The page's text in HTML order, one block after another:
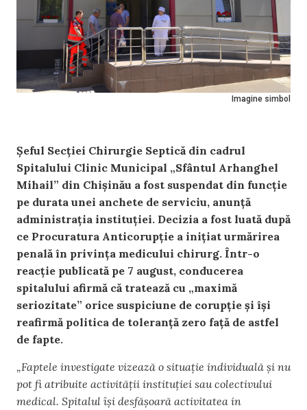
Imagine simbol
Șeful Secției Chirurgie Septică din cadrul
Spitalului Clinic Municipal „Sfântul Arhanghel
Mihail” din Chișinău a fost suspendat din funcție
pe durata unei anchete de serviciu, anunță
administrația instituției. Decizia a fost luată după
ce Procuratura Anticorupție a inițiat urmărirea
penală în privința medicului chirurg. Într-o
reacție publicată pe 7 august, conducerea
spitalului afirmă că tratează cu „maximă
seriozitate” orice suspiciune de corupție și își
reafirmă politica de toleranță zero față de astfel
de fapte.
„Faptele investigate vizează o situație individuală și nu
pot fi atribuite activității instituției sau colectivului
medical. Spitalul își desfășoară activitatea in